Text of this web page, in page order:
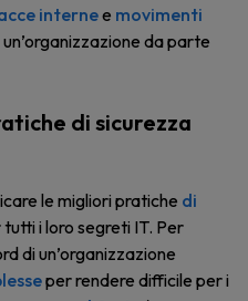
internee movimenti
da parte
di sicurezza
le migliori pratiche di
i loro segreti IT. Per
di un’organizzazione
per rendere difficile per i